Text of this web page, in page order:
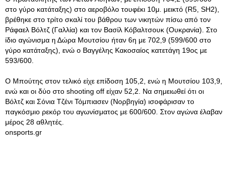
στο γύρο κατάταξης) στο αεροβόλο τουφέκι 10μ. μεικτό (R5, SH2),
βρέθηκε στο τρίτο σκαλί του βάθρου των νικητών πίσω από τον
Ράφαελ Βόλτζ (Γαλλία) και τον Βασίλ Κόβαλτσουκ (Ουκρανία). Στο
ίδιο αγώνισμα η Δώρα Μουτσίου ήταν 6η με 702,9 (599/600 στο
γύρο κατάταξης), ενώ ο Βαγγέλης Κακοσαίος κατετάγη 19ος με
593/600.
Ο Μπούτης στον τελικό είχε επίδοση 105,2, ενώ η Μουτσίου 103,9,
ενώ και οι δύο στο shooting off είχαν 52,2. Να σημειωθεί ότι οι
Βόλτζ και Σόνια Τζένι Τόμπιασεν (Νορβηγία) ισοφάρισαν το
παγκόσμιο ρεκόρ του αγωνίσματος με 600/600. Στον αγώνα έλαβαν
μέρος 28 αθλητές.
onsports.gr